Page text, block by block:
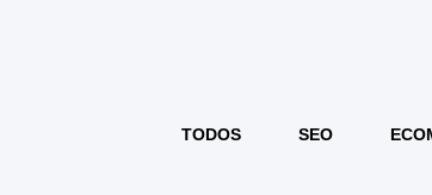
TODOS SEO